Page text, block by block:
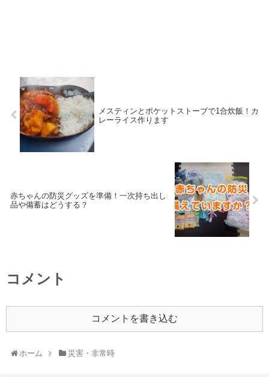
メスティンとポケットストーブで1合炊飯！カ
レーライス作ります
赤ちゃんの防災グッズを準備！一次持ち出し
品や備蓄はどうする？
コメント
コメントを書き込む
ホーム 災害・非常時